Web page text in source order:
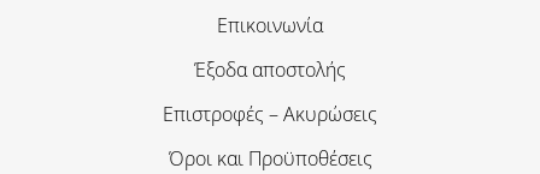
Επικοινωνία
Έξοδα αποστολής
Επιστροφές – Ακυρώσεις
Όροι και Προϋποθέσεις